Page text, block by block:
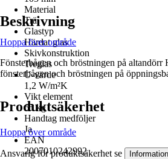
Material
Trä
Glastyp
Härdat glas
Skivkonstruktion
Treglas
U-värde
1,2 W/m²K
Vikt element
65 kg
Handtag medföljer
Ja
EAN
2007010242992
Beskrivning
Hoppa över område
Fönsterbågen och bröstningen på altandörr
fönsterbågen och bröstningen på
Produktsäkerhet
Hoppa över område
Ansvarig för produktsäkerhet se